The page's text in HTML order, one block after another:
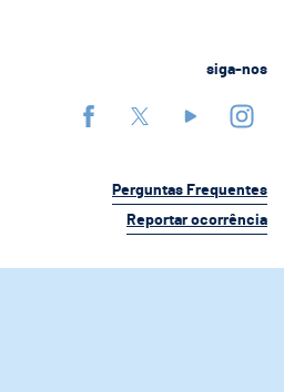
siga-nos
Perguntas Frequentes
Reportar ocorrência